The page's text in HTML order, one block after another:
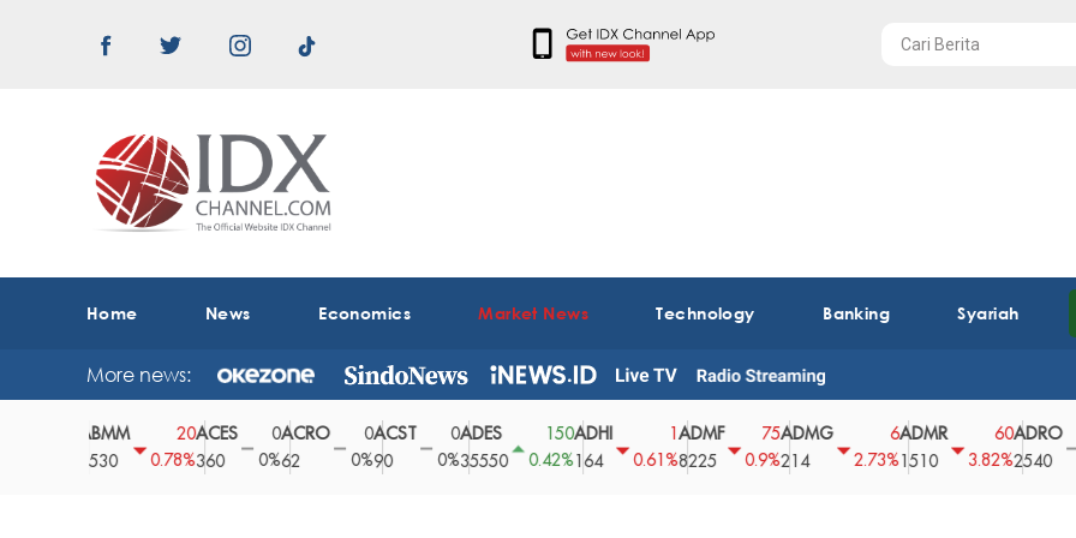
Home News Economics Market News Technology Banking Syariah
More news:
20
0.78%
ACES
360
0
0%
ACRO
0ACST
0
0%
ADES
35550
150
0.42%
ADHI
164
0.61%
ADMF
8225
75
0.9%
ADMG
214
2.73%
ADMR
1510
60
3.82%
ADRO
2540
0
0%